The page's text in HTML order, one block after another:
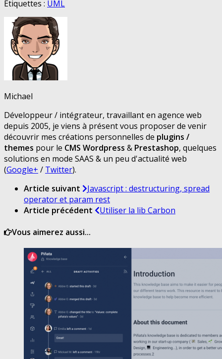
Étiquettes : UML
Michael
Développeur / intégrateur, travaillant en agence web
depuis 2005, je viens à présent vous proposer de venir
découvrir mes créations personnelles de plugins /
themes pour le CMS Wordpress & Prestashop, quelques
solutions en mode SAAS & un peu d'actualité web
(Google+ / Twitter).
Article suivant
Javascript : destructuring, spread
operator et param rest
Article précédent
Utiliser la lib Carbon
Vous aimerez aussi...